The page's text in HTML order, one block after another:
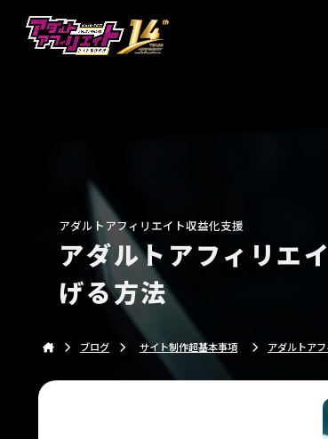
ブログ サイト制作超基本事項 アダルトア
アダルトアフィリエイト収益化支援
アダルトアフィリエ
げる方法